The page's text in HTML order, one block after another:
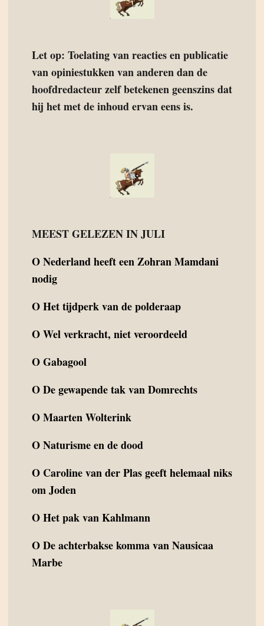
Let op: Toelating van reacties en publicatie
van opiniestukken van anderen dan de
hoofdredacteur zelf betekenen geenszins dat
hij het met de inhoud ervan eens is.
MEEST GELEZEN IN JULI
ONederland heeft een Zohran Mamdani
nodig
OHet tijdperk van de polderaap
OWel verkracht, niet veroordeeld
OGabagool
ODe gewapende tak van Domrechts
OMaarten Wolterink
ONaturisme en de dood
O Caroline van der Plas geeft helemaal niks
om Joden
OHet pak van Kahlmann
ODe achterbakse komma van Nausicaa
Marbe